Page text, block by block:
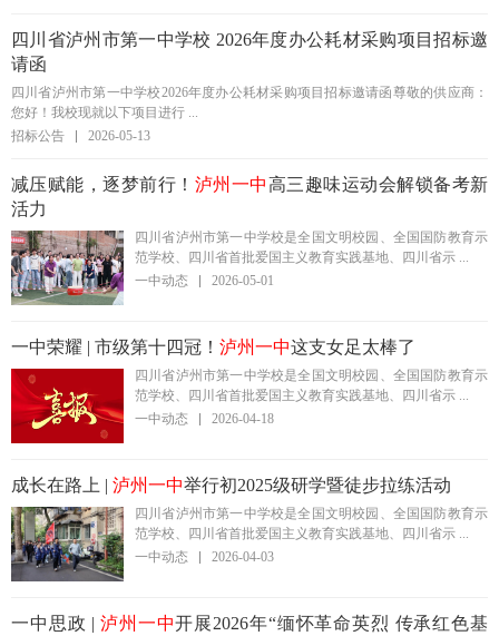
四川省泸州市第一中学校 2026年度办公耗材采购项目招标邀
请函
四川省泸州市第一中学校2026年度办公耗材采购项目招标邀请函尊敬的供应商：
您好！我校现就以下项目进行 ...
招标公告
2026-05-13
减压赋能，逐梦前行！ 泸州一中高三趣味运动会解锁备考新
活力
四川省泸州市第一中学校是全国文明校园、全国国防教育示
范学校、四川省首批爱国主义教育实践基地、四川省示 ...
一中动态
2026-05-01
一中荣耀 | 市级第十四冠！ 泸州一中这支女足太棒了
四川省泸州市第一中学校是全国文明校园、全国国防教育示
范学校、四川省首批爱国主义教育实践基地、四川省示 ...
一中动态
2026-04-18
成长在路上 | 泸州一中举行初2025级研学暨徒步拉练活动
四川省泸州市第一中学校是全国文明校园、全国国防教育示
范学校、四川省首批爱国主义教育实践基地、四川省示 ...
一中动态
2026-04-03
一中思政 |泸州一中开展2026年“缅怀革命英烈 传承红色基